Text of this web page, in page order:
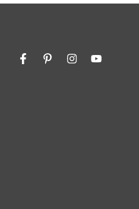
FacebookPinterestInstagramYouTube